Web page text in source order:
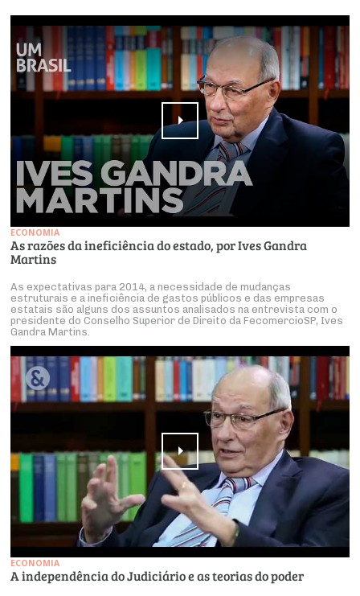
ECONOMIA
As razões da ineficiência do estado, por Ives Gandra
Martins
As expectativas para 2014, a necessidade de mudanças
estruturais e a ineficiência de gastos públicos e das empresas
estatais são alguns dos assuntos analisados na entrevista com o
presidente do Conselho Superior de Direito da FecomercioSP, Ives
Gandra Martins.
ECONOMIA
A independência do Judiciário e as teorias do poder